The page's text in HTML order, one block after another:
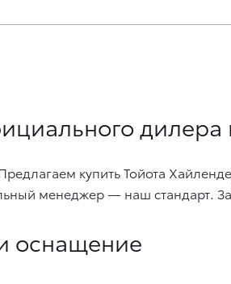
дилера
купить Тойота
менеджер — наш стандарт.
оснащение